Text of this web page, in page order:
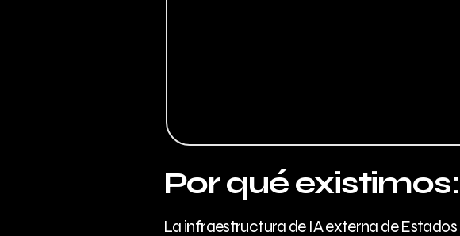
Por qué existimos:
La infraestructura de IA externa de